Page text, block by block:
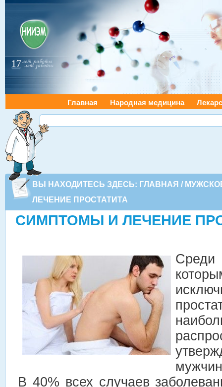
Главная Народная медицина
ВЫ НАХОДИТЕСЬ ЗДЕСЬ: ГЛАВНАЯ /
ЛЕЧЕНИЕ ПРОСТАТИТА
СИМПТОМЫ И ЛЕЧЕНИЕ
В 40% всех случаев